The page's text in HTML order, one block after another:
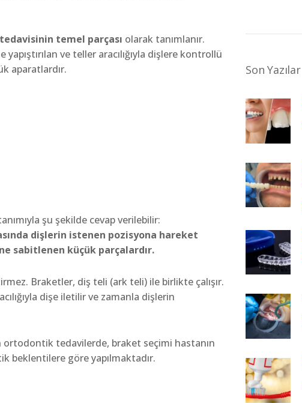
temel parçası olarak tanımlanır.
ve teller aracılığıyla dişlere kontrollü
aparatlardır.
şu şekilde cevap verilebilir:
dişlerin istenen pozisyona hareket
sabitlenen küçük parçalardır.
Braketler, diş teli (ark teli) ile birlikte çalışır.
dişe iletilir ve zamanla dişlerin
ortodontik tedavilerde, braket seçimi hastanın
beklentilere göre yapılmaktadır.
Son Yazılar